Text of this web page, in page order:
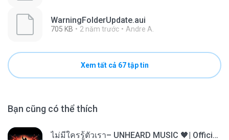
WarningFolderUpdate.aui
705 KB 2 năm trước Andre A.
Xem tất cả 67 tập tin
Bạn cũng có thể thích
ไม่มีใครรู้ตัวเรา– UNHEARD MUSIC 🖤| Official Lyric Video | เพลงสู้ชีวิต